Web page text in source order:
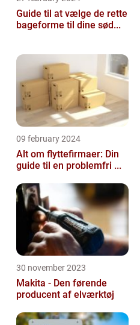
Guide til at vælge de rette
bageforme til dine sød...
09 february 2024
Alt om flyttefirmaer: Din
guide til en problemfri ...
30 november 2023
Makita - Den førende
producent af elværktøj